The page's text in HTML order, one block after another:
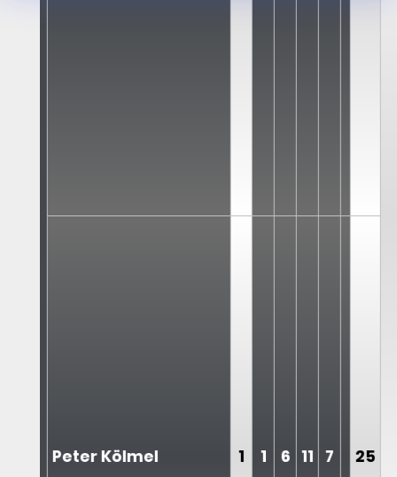
Peter Kölmel 1 1 6 11 7 25